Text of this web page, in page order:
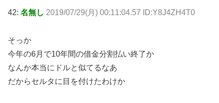
42: 名無し 2019/07/29(月) 00:11:04.57 ID:Y8J4ZH4T0
そっか
今年の6月で10年間の借金分割払い終了か
なんか本当にドルと似てるなあ
だからセルタに目を付けたわけか